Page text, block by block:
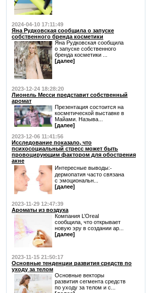
2024-04-10 17:11:49
Яна Рудковская сообщила о запуске
собственного бренда косметики
Яна Рудковская сообщила
о запуске собственного
бренда косметики ...
[далее]
2023-12-24 18:28:20
Лионель Месси представит собственный
аромат
Презентация состоится на
косметической выставке в
Майами. Называ...
[далее]
2023-12-06 11:41:56
Исследование показало, что
психосоциальный стресс может быть
провоцирующим фактором для обострения
акне
Интересные выводы:⁃
дермопатия часто связана
с эмоциональн...
[далее]
2023-11-29 12:47:39
Ароматы из воздуха
Компания L’Oreal
сообщила, что открывает
новую эру в создании ар...
[далее]
2023-11-15 21:50:17
Основные тенденции развития средств по
уходу за телом
Основные векторы
развития сегмента средств
по уходу за телом и с...